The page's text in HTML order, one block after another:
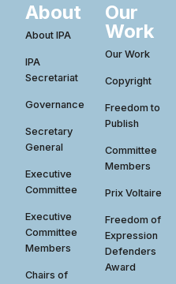
About
About IPA
IPA
Secretariat
Governance
Secretary
General
Executive
Committee
Executive
Committee
Members
Chairs of
Our
Work
Our Work
Copyright
Freedom to
Publish
Committee
Members
Prix Voltaire
Freedom of
Expression
Defenders
Award